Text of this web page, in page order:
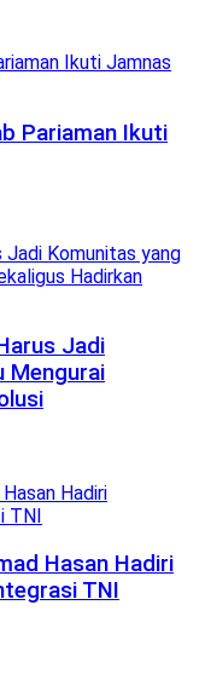
Pariaman Ikuti
Jadi
Mengurai
Hasan Hadiri
TNI